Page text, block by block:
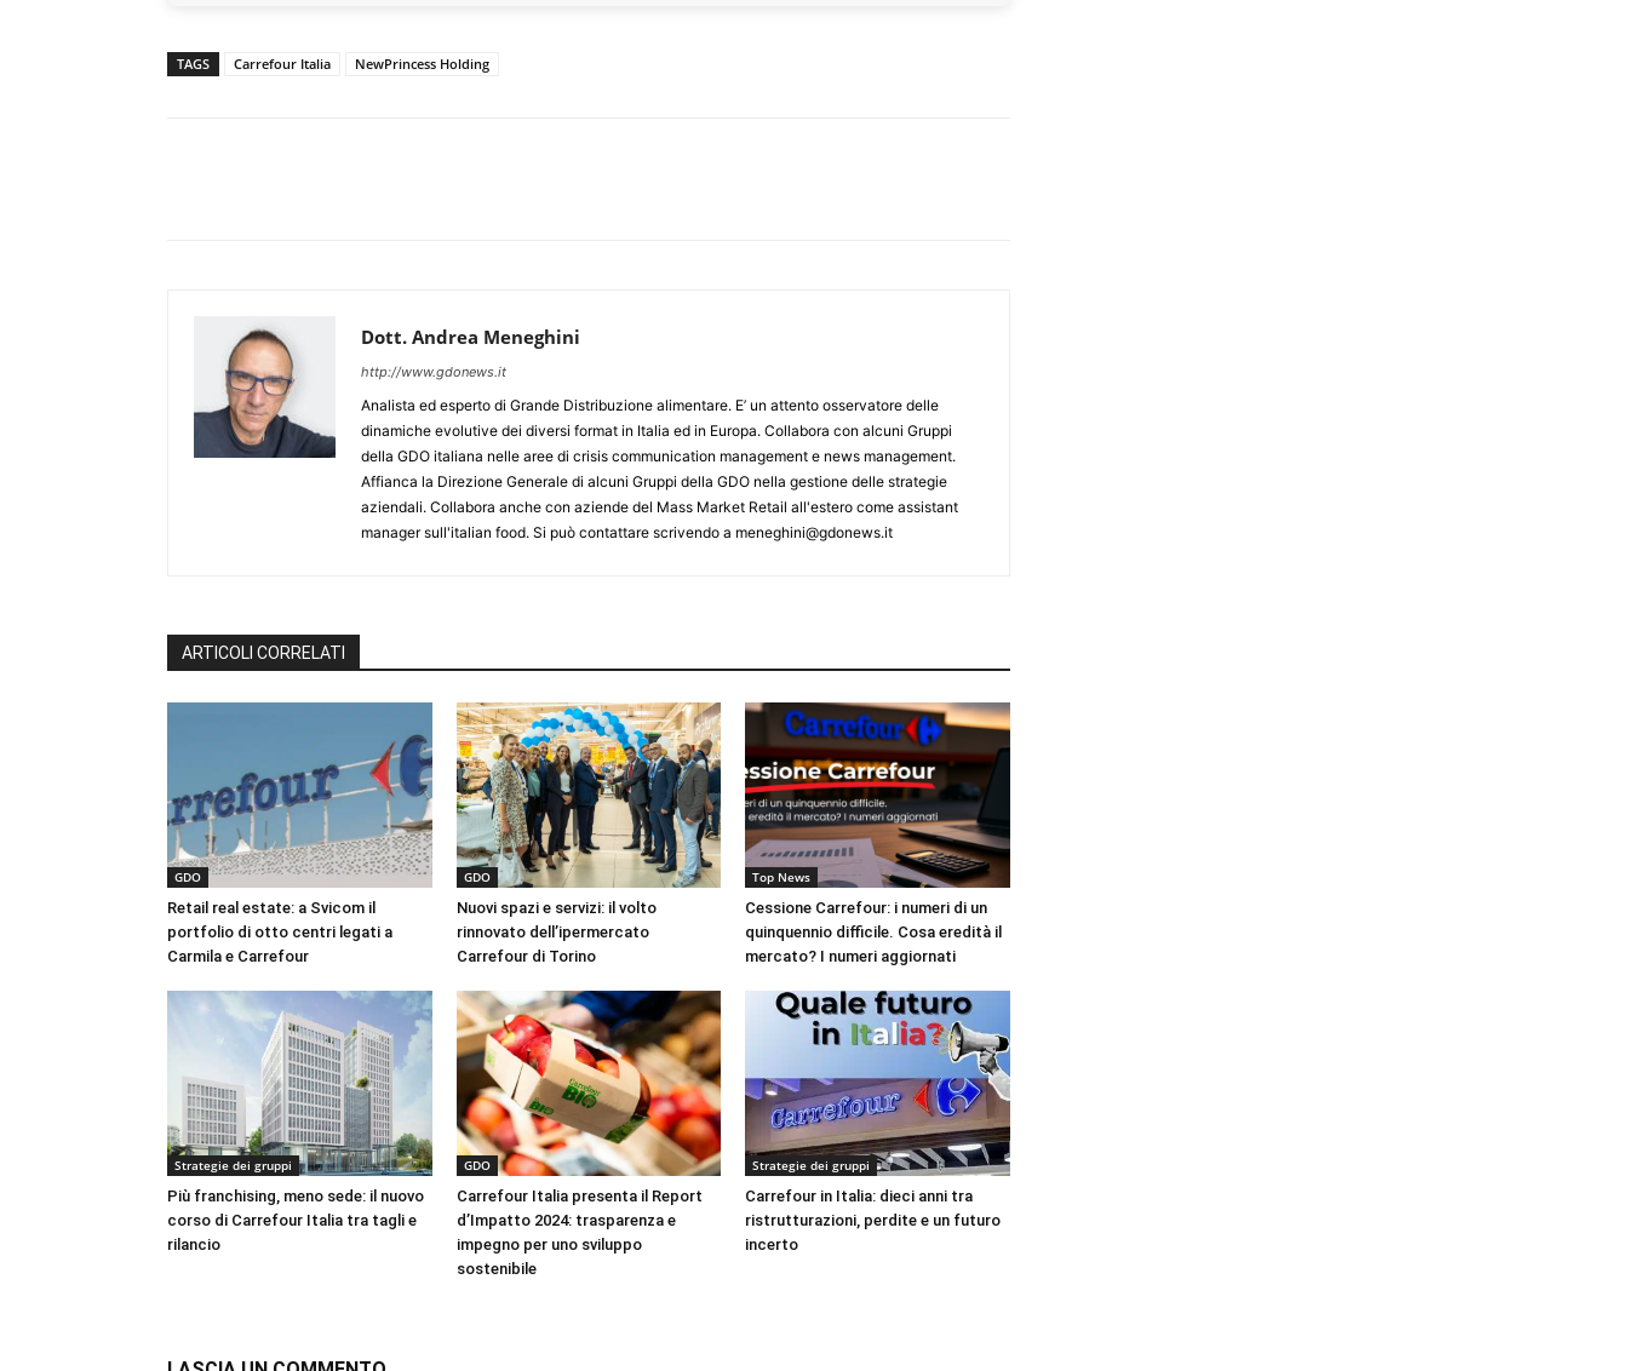
TAGS Carrefour Italia NewPrincess Holding
Dott. Andrea Meneghini
http://www.gdonews.it
Analista ed esperto di Grande Distribuzione alimentare. E’ un attento osservatore delle
dinamiche evolutive dei diversi format in Italia ed in Europa. Collabora con alcuni Gruppi
della GDO italiana nelle aree di crisis communication management e news management.
Affianca la Direzione Generale di alcuni Gruppi della GDO nella gestione delle strategie
aziendali. Collabora anche con aziende del Mass Market Retail all'estero come assistant
manager sull'italian food. Si può contattare scrivendo a meneghini@gdonews.it
ARTICOLI CORRELATI
GDO
Retail real estate: a Svicom il
portfolio di otto centri legati a
Carmila e Carrefour
GDO
Nuovi spazi e servizi: il volto
rinnovato dell’ipermercato
Carrefour di Torino
Top News
Cessione Carrefour: i numeri di un
quinquennio difficile. Cosa eredità il
mercato? I numeri aggiornati
Strategie dei gruppi
Più franchising, meno sede: il nuovo
corso di Carrefour Italia tra tagli e
rilancio
GDO
Carrefour Italia presenta il Report
d’Impatto 2024: trasparenza e
impegno per uno sviluppo
sostenibile
Strategie dei gruppi
Carrefour in Italia: dieci anni tra
ristrutturazioni, perdite e un futuro
incerto